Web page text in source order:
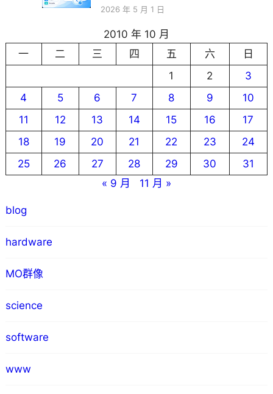
2026 年 5 月 1 日
2010 年 10 月
一
二 三 四 五 六
日
1
2
3
4
5 6 7 8 9
10
11
12 13 14 15 16
17
18
19 20 21 22 23
24
25
26 27 28 29 30
31
« 9 月
11 月 »
blog
hardware
MO群像
science
software
www